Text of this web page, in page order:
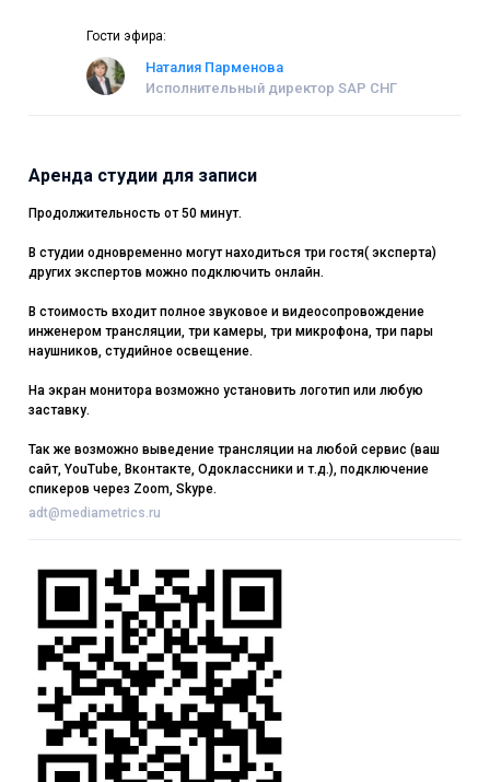
Гости эфира:
Наталия Парменова
Исполнительный директор SAP СНГ
Аренда студии для записи
Продолжительность от 50 минут.
В студии одновременно могут находиться три гостя( эксперта)
других экспертов можно подключить онлайн.
В стоимость входит полное звуковое и видеосопровождение
инженером трансляции, три камеры, три микрофона, три пары
наушников, студийное освещение.
На экран монитора возможно установить логотип или любую
заставку.
Так же возможно выведение трансляции на любой сервис (ваш
сайт, YouTube, Вконтакте, Одоклассники и т.д.), подключение
спикеров через Zoom, Skype.
adt@mediametrics.ru